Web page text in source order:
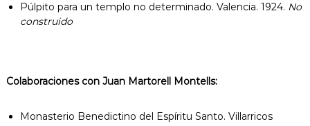
Púlpito para un templo no determinado. Valencia. 1924. No
construido
Colaboraciones con Juan Martorell Montells:
Monasterio Benedictino del Espíritu Santo. Villarricos